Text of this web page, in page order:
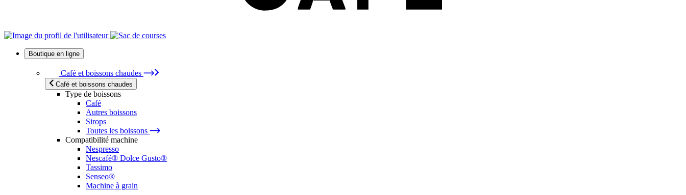
Boutique en ligne
Café et boissons chaudes
Café et boissons chaudes
Type de boissons
Café
Autres boissons
Sirops
Toutes les boissons
Compatibilité machine
Nespresso
Nescafé® Dolce Gusto®
Tassimo
Senseo®
Machine à grain